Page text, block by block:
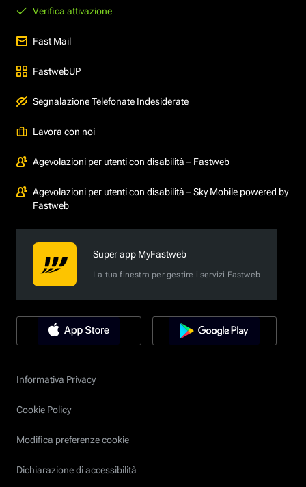
Verifica attivazione
Fast Mail
FastwebUP
Segnalazione Telefonate Indesiderate
Lavora con noi
Agevolazioni per utenti con disabilità – Fastweb
Agevolazioni per utenti con disabilità – Sky Mobile powered by
Fastweb
Super app MyFastweb
La tua finestra per gestire i servizi Fastweb
Informativa Privacy
Cookie Policy
Modifica preferenze cookie
Dichiarazione di accessibilità